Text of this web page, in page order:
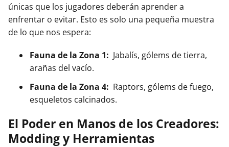
únicas que los jugadores deberán aprender a
enfrentar o evitar. Esto es solo una pequeña muestra
de lo que nos espera:
Fauna de la Zona 1: Jabalís, gólems de tierra,
arañas del vacío.
Fauna de la Zona 4: Raptors, gólems de fuego,
esqueletos calcinados.
El Poder en Manos de los Creadores:
Modding y Herramientas